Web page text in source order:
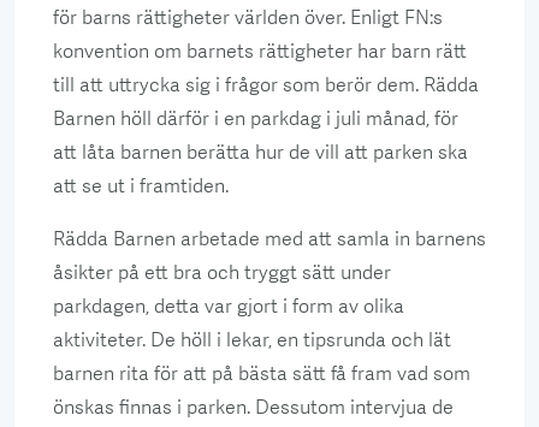
för barns rättigheter världen över. Enligt FN:s
konvention om barnets rättigheter har barn rätt
till att uttrycka sig i frågor som berör dem. Rädda
Barnen höll därför i en parkdag i juli månad, för
att låta barnen berätta hur de vill att parken ska
att se ut i framtiden.
Rädda Barnen arbetade med att samla in barnens
åsikter på ett bra och tryggt sätt under
parkdagen, detta var gjort i form av olika
aktiviteter. De höll i lekar, en tipsrunda och lät
barnen rita för att på bästa sätt få fram vad som
önskas finnas i parken. Dessutom intervjua de